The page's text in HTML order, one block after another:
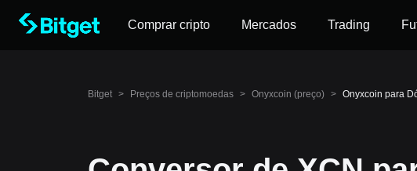
Comprar cripto Mercados Trading
Bitget > Preços de criptomoedas > Onyxcoin (preço) > Onyxcoin para